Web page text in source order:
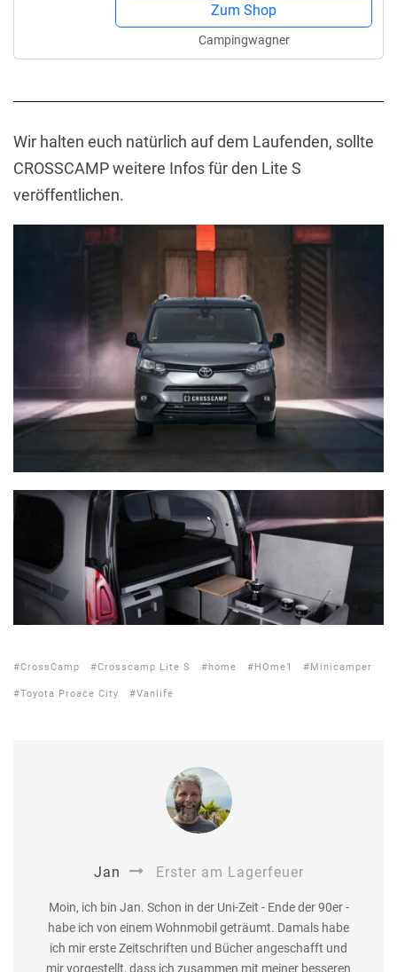
Zum Shop
Campingwagner
Wir halten euch natürlich auf dem Laufenden, sollte
CROSSCAMP weitere Infos für den Lite S
veröffentlichen.
CrossCamp Crosscamp Lite S home HOme1 Minicamper
Toyota Proace City Vanlife
Jan Erster am Lagerfeuer
Moin, ich bin Jan. Schon in der Uni-Zeit - Ende der 90er -
habe ich von einem Wohnmobil geträumt. Damals habe
ich mir erste Zeitschriften und Bücher angeschafft und
mir vorgestellt, dass ich zusammen mit meiner besseren